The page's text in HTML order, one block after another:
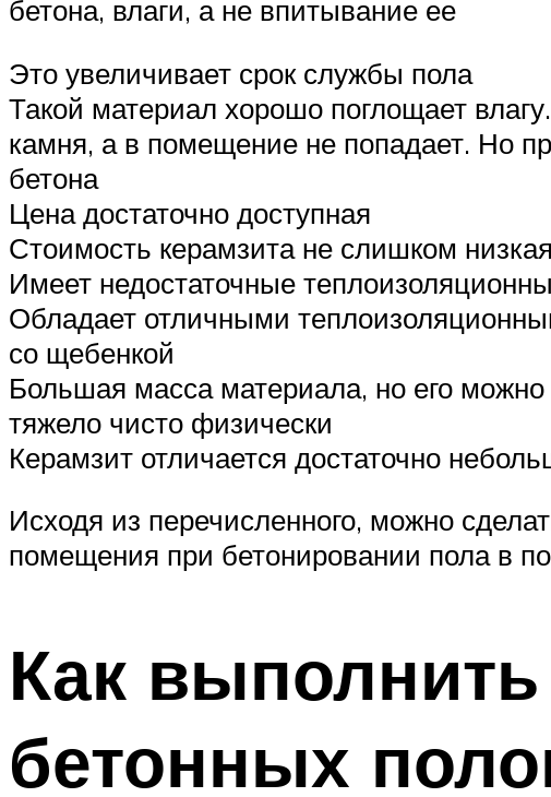
бетона, влаги, а не впитывание ее
Это увеличивает срок службы пола
Такой материал хорошо поглощает
камня, а в помещение не попадает. Но
бетона
Цена достаточно доступная
Стоимость керамзита не слишком низкая
Имеет недостаточные
Обладает отличными
со щебенкой
Большая масса материала, но его
тяжело чисто физически
Керамзит отличается достаточно
Исходя из перечисленного, можно
помещения при бетонировании пола в
Как
бетонных